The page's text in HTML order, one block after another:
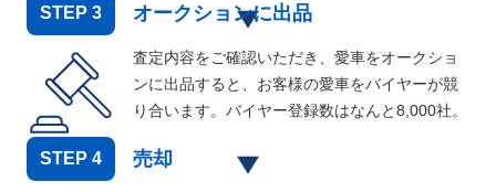
STEP 3 オークションに出品
査定内容をご確認いただき、愛車をオークショ
ンに出品すると、お客様の愛車をバイヤーが競
り合います。バイヤー登録数はなんと8,000社。
STEP 4 売却